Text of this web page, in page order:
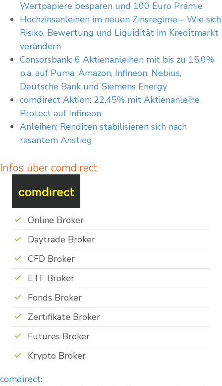
Wertpapiere besparen und 100 Euro Prämie
Hoch­zins­an­lei­hen im neu­en Zins­re­gime – Wie sich
Risiko, Bewertung und Liquidität im Kreditmarkt
verändern
Consorsbank: 6 Aktienanleihen mit bis zu 15,0%
p.a. auf Puma, Amazon, Infineon, Nebius,
Deutsche Bank und Siemens Energy
comdirect Aktion: 22,45% mit Aktienanleihe
Protect auf Infineon
Anleihen: Renditen stabilisieren sich nach
rasantem Anstieg
Infos über comdirect
Online Broker
Daytrade Broker
CFD Broker
ETF Broker
Fonds Broker
Zertifikate Broker
Futures Broker
Krypto Broker
comdirect: